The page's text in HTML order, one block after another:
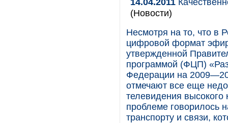
(Новости)
Несмотря на то, что в
цифровой формат
утвержденной
программой (ФЦП)
Федерации на
отмечают все еще
телевидения высокого
проблеме говорилось
транспорту и связи,